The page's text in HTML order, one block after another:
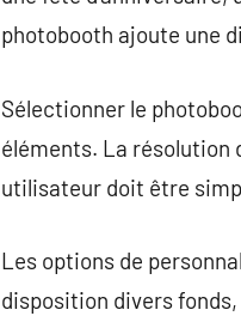
photobooth ajoute une
Sélectionner le
éléments. La résolution
utilisateur doit être
Les options de
disposition divers